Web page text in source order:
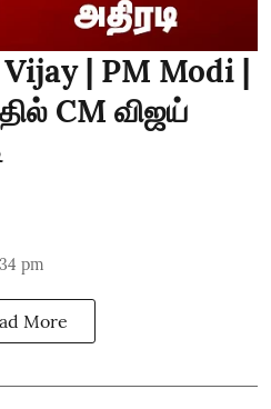
| PM Modi |
CM விஜய்
pm
More